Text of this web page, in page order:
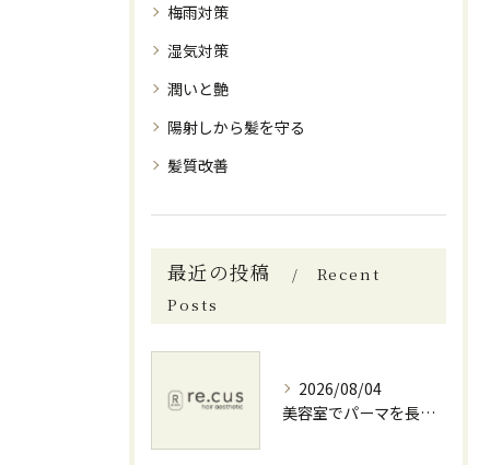
梅雨対策
湿気対策
潤いと艶
陽射しから髪を守る
髪質改善
最近の投稿
Recent
Posts
2026/08/04
美容室でパーマを長持ちさせる髪質診断と料金相場を徹底解説